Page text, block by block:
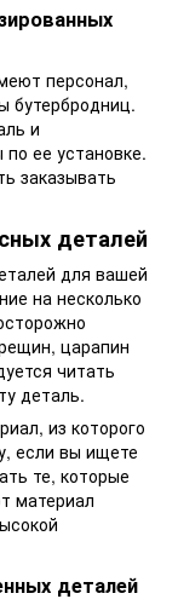
персонал,
бутербродниц.
и
ее установке.
заказывать
деталей
для вашей
на несколько
царапин
читать
деталь.
из которого
если вы ищете
те, которые
материал
деталей